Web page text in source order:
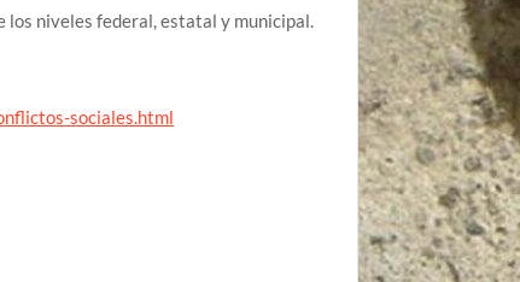
los niveles federal, estatal y municipal.
sociales.html